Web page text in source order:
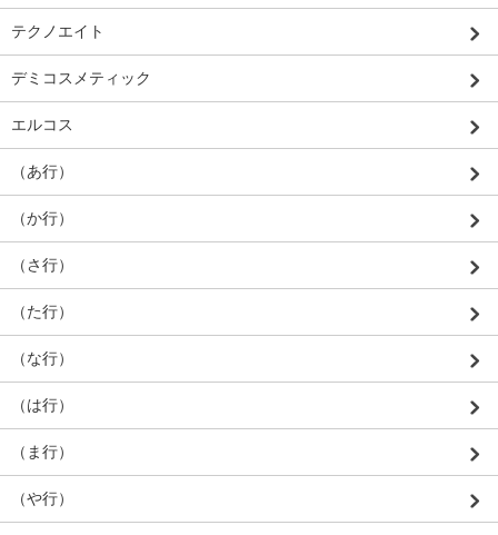
テクノエイト
デミコスメティック
エルコス
（あ行）
（か行）
（さ行）
（た行）
（な行）
（は行）
（ま行）
（や行）